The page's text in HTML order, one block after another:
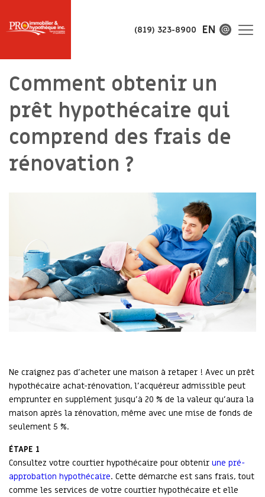
(819) 323-8900 EN
Comment obtenir un
prêt hypothécaire qui
comprend des frais de
rénovation ?
Ne craignez pas d’acheter une maison à retaper ! Avec un prêt
hypothécaire achat-rénovation, l’acquéreur admissible peut
emprunter en supplément jusqu’à 20 % de la valeur qu’aura la
maison après la rénovation, même avec une mise de fonds de
seulement 5 %.
ÉTAPE 1
Consultez votre courtier hypothécaire pour obtenir une pré-
approbation hypothécaire. Cette démarche est sans frais, tout
comme les services de votre courtier hypothécaire et elle